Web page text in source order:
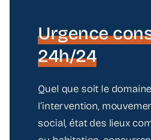
Urgence
24h/24
Quel que soit le
l’intervention,
social, état des lieux